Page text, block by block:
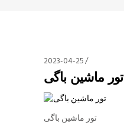
2023-04-25
تور ماشین باگی
تور ماشین باگی